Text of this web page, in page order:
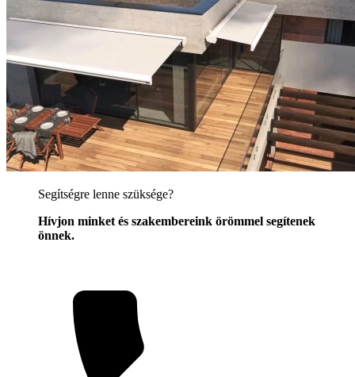
Segítségre lenne szüksége?
Hívjon minket és szakembereink örömmel segítenek
önnek.